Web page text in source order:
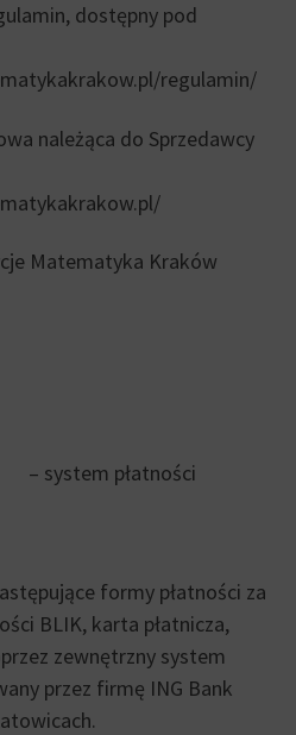
dostępny pod
regulamin/
należąca do Sprzedawcy
Matematyka Kraków
– system płatności
formy płatności za
BLIK, karta płatnicza,
zewnętrzny system
przez firmę ING Bank